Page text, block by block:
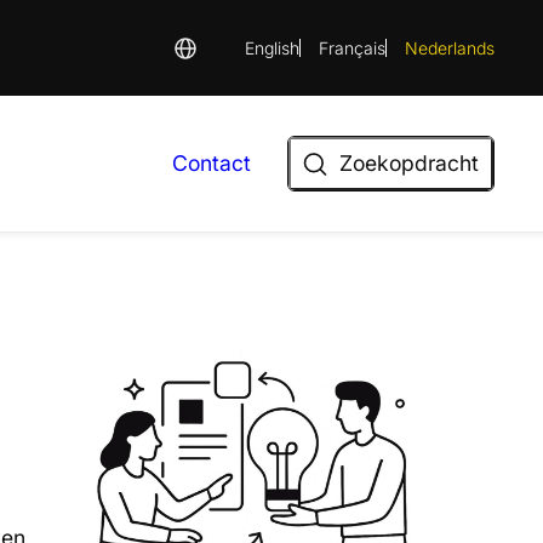
English Français Nederlands
Contact
Zoekopdracht
Zoekopdracht